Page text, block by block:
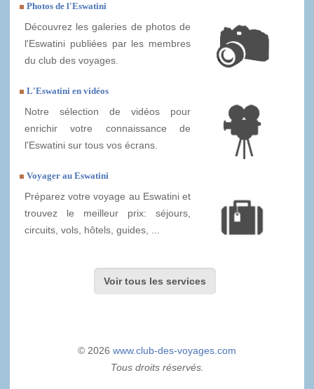
Photos de l'Eswatini
Découvrez les galeries de photos de
l'Eswatini publiées par les membres
du club des voyages.
L'Eswatini en vidéos
Notre sélection de vidéos pour
enrichir votre connaissance de
l'Eswatini sur tous vos écrans.
Voyager au Eswatini
Préparez votre voyage au Eswatini et
trouvez le meilleur prix: séjours,
circuits, vols, hôtels, guides, ...
Voir tous les services
© 2026 www.club-des-voyages.com
Tous droits réservés.